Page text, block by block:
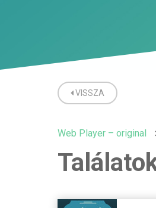
VISSZA
Web Player – original